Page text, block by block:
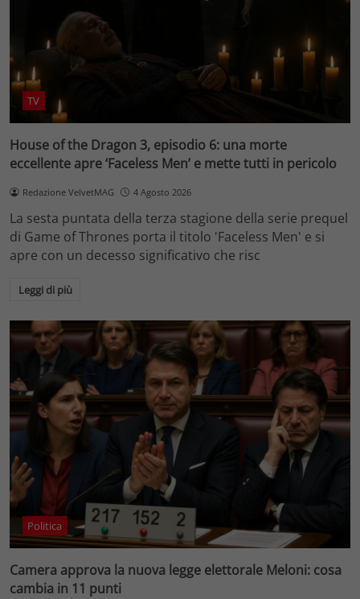
TV
House of the Dragon 3, episodio 6: una morte
eccellente apre ‘Faceless Men’ e mette tutti in pericolo
Redazione VelvetMAG 4 Agosto 2026
La sesta puntata della terza stagione della serie prequel
di Game of Thrones porta il titolo 'Faceless Men' e si
apre con un decesso significativo che risc
Leggi di più
Politica
Camera approva la nuova legge elettorale Meloni: cosa
cambia in 11 punti